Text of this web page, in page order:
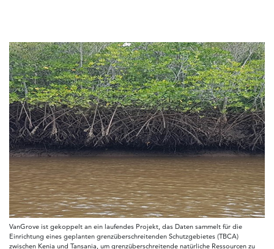
VanGrove ist gekoppelt an ein laufendes Projekt, das Daten sammelt für die
Einrichtung eines geplanten grenzüberschreitenden Schutzgebietes (TBCA)
zwischen Kenia und Tansania, um grenzüberschreitende natürliche Ressourcen zu